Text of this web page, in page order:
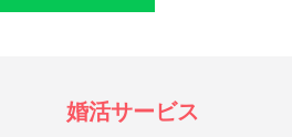
婚活サービス